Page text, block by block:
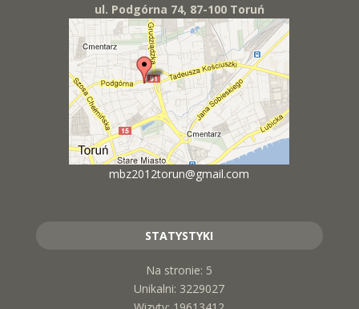
ul. Podgórna 74, 87-100 Toruń
mbz2012torun@gmail.com
STATYSTYKI
Na stronie: 5
Unikalni: 3229027